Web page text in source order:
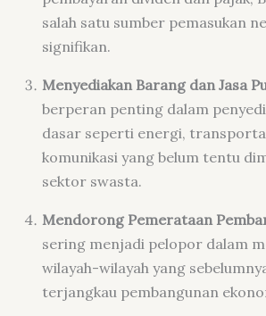
salah satu sumber pemasukan
signifikan.
Menyediakan Barang dan Jasa
berperan penting dalam
dasar seperti energi,
komunikasi yang belum tentu
sektor swasta.
Mendorong Pemerataan
sering menjadi pelopor dalam
wilayah-wilayah yang
terjangkau pembangunan